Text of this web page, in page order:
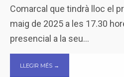
Comarcal que tindrà lloc el
maig de 2025 a les 17.30
presencial a la seu...
LLEGIR MÉS →